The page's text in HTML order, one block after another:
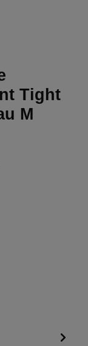
Tight
M
nicht verfügbar.)
ist zurzeit nicht